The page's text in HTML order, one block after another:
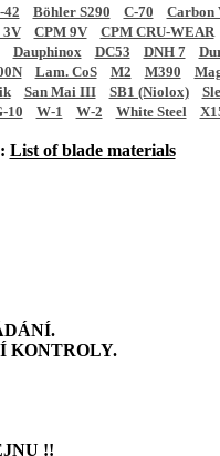
42 Böhler S290 C-70 Carbon
3V CPM 9V CPM CRU-WEAR
Dauphinox DC53 DNH 7
Lam. CoS M2 M390
San Mai III SB1 (Niolox)
10 W-1 W-2 White Steel
List of blade materials
KONTROLY.
!!